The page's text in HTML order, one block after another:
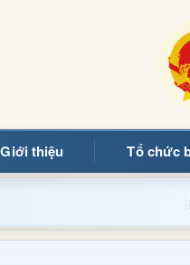
Giới thiệu Tổ chức
và tin tức địa phương